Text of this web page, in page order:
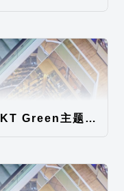
SKT Green主题汉化包